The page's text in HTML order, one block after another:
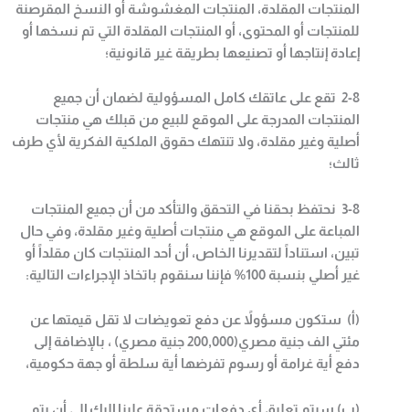
المنتجات المقلدة، المنتجات المغشوشة أو النسخ المقرصنة
للمنتجات أو المحتوى، أو المنتجات المقلدة التي تم نسخها أو
إعادة إنتاجها أو تصنيعها بطريقة غير قانونية؛
2-8 تقع على عاتقك كامل المسؤولية لضمان أن جميع
المنتجات المدرجة على الموقع للبيع من قبلك هي منتجات
أصلية وغير مقلدة، ولا تنتهك حقوق الملكية الفكرية لأي طرف
ثالث؛
3-8 نحتفظ بحقنا في التحقق والتأكد من أن جميع المنتجات
المباعة على الموقع هي منتجات أصلية وغير مقلدة، وفي حال
تبين، استناداً لتقديرنا الخاص، أن أحد المنتجات كان مقلداً أو
غير أصلي بنسبة 100% فإننا سنقوم باتخاذ الإجراءات التالية
:
(أ) ستكون مسؤولاً عن دفع تعويضات لا تقل قيمتها عن
مئتي الف جنية مصري(200,000 جنية مصري) ، بالإضافة إلى
دفع أية غرامة أو رسوم تفرضها أية سلطة أو جهة حكومية،